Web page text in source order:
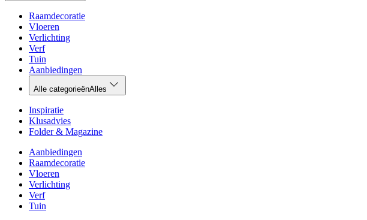
Raamdecoratie
Vloeren
Verlichting
Verf
Tuin
Aanbiedingen
Alle categorieënAlles
Inspiratie
Klusadvies
Folder & Magazine
Aanbiedingen
Raamdecoratie
Vloeren
Verlichting
Verf
Tuin